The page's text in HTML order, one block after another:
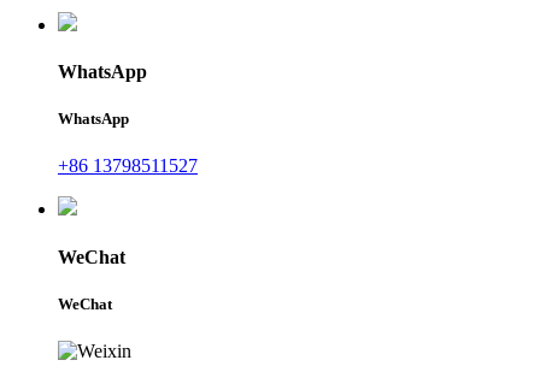
WhatsApp
WhatsApp
+86 13798511527
WeChat
WeChat